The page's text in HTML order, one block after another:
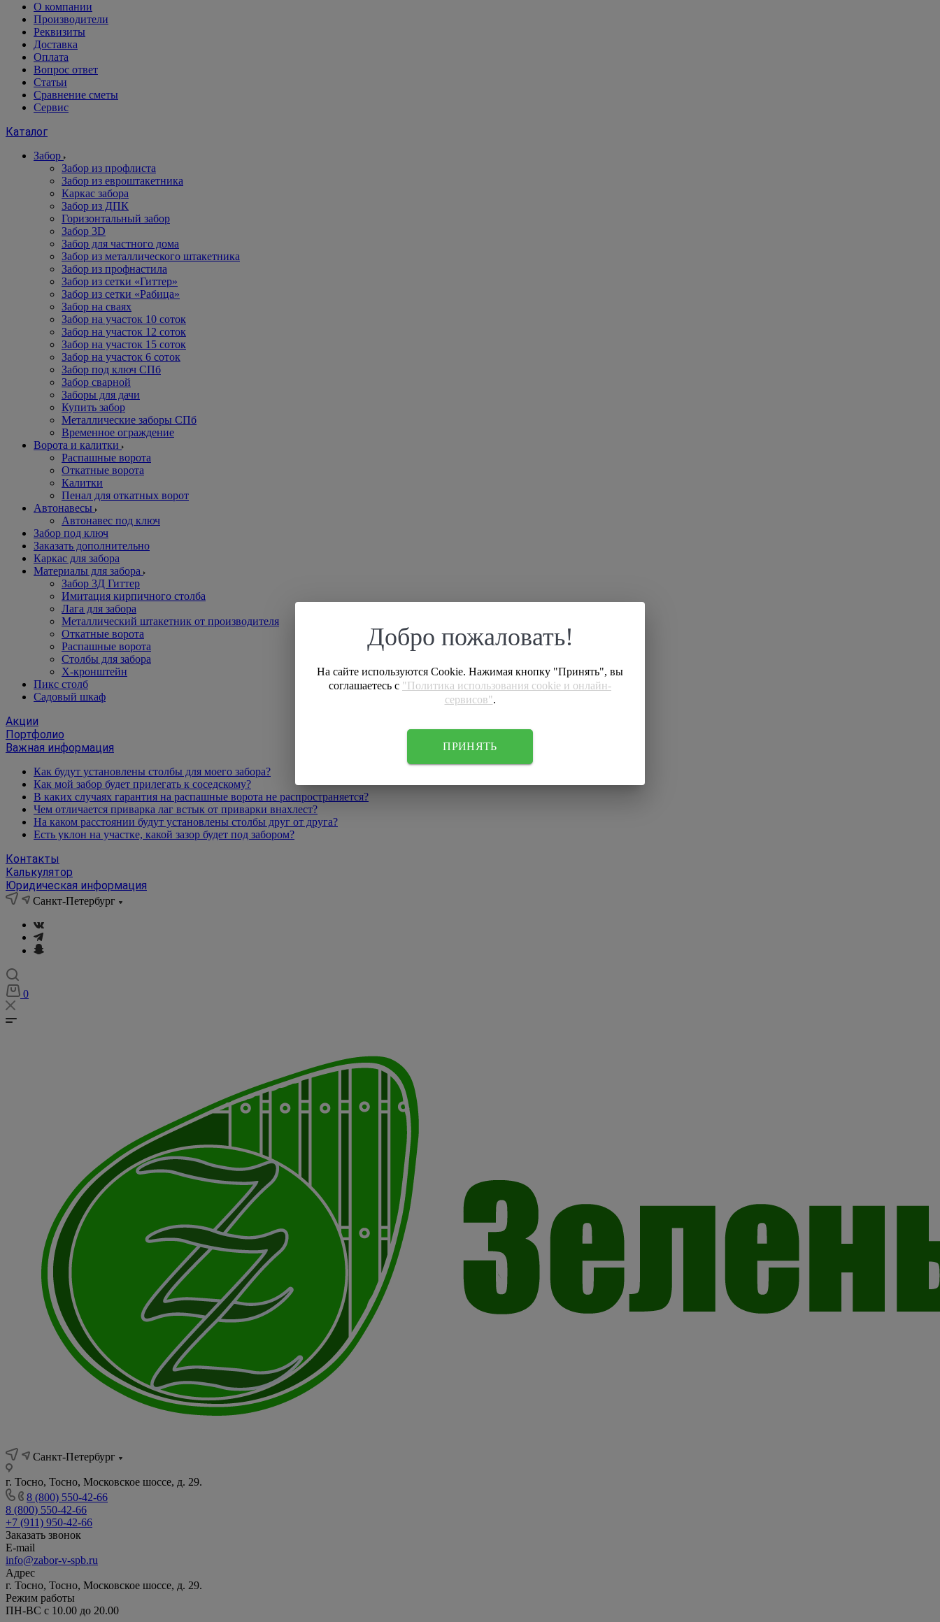
О компании
Производители
Реквизиты
Доставка
Оплата
Вопрос ответ
Статьи
Сравнение сметы
Сервис
Каталог
Забор
Забор из профлиста
Забор из евроштакетника
Каркас забора
Забор из ДПК
Горизонтальный забор
Забор 3D
Забор для частного дома
Забор из металлического штакетника
Забор из профнастила
Забор из сетки «Гиттер»
Забор из сетки «Рабица»
Забор на сваях
Забор на участок 10 соток
Забор на участок 12 соток
Забор на участок 15 соток
Забор на участок 6 соток
Забор под ключ СПб
Забор сварной
Заборы для дачи
Купить забор
Металлические заборы СПб
Временное ограждение
Ворота и калитки
Распашные ворота
Откатные ворота
Калитки
Пенал для откатных ворот
Автонавесы
Автонавес под ключ
Забор под ключ
Заказать дополнительно
Каркас для забора
Материалы для забора
Забор 3Д Гиттер
Имитация кирпичного столба
Лага для забора
Металлический штакетник от производителя
Откатные ворота
Распашные ворота
Столбы для забора
Х-кронштейн
Пикс столб
Садовый шкаф
Акции
Портфолио
Важная информация
Как будут установлены столбы для моего забора?
Как мой забор будет прилегать к соседскому?
В каких случаях гарантия на распашные ворота не распространяется?
Чем отличается приварка лаг встык от приварки внахлест?
На каком расстоянии будут установлены столбы друг от друга?
Есть уклон на участке, какой зазор будет под забором?
Контакты
Калькулятор
Юридическая информация
Санкт-Петербург
0
Санкт-Петербург
г. Тосно, Тосно, Московское шоссе, д. 29.
8 (800) 550-42-66
8 (800) 550-42-66
+7 (911) 950-42-66
Заказать звонок
E-mail
info@zabor-v-spb.ru
Адрес
г. Тосно, Тосно, Московское шоссе, д. 29.
Режим работы
ПН-ВС с 10.00 до 20.00
Добро пожаловать!
На сайте используются Cookie. Нажимая кнопку "Принять", вы
соглашаетесь с "Политика использования cookie и онлайн-
сервисов".
ПРИНЯТЬ